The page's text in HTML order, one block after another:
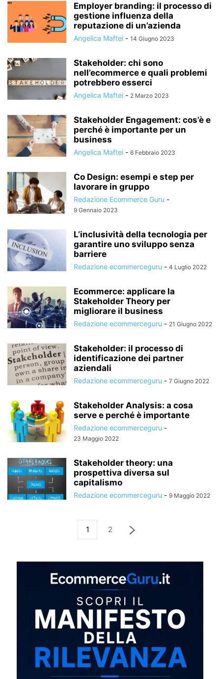
Employer branding: il processo di
gestione influenza della
reputazione di un’azienda
Angelica Maftei - 14 Giugno 2023
Stakeholder: chi sono
nell’ecommerce e quali problemi
potrebbero esserci
Angelica Maftei - 2 Marzo 2023
Stakeholder Engagement: cos’è e
perché è importante per un
business
Angelica Maftei - 6 Febbraio 2023
Co Design: esempi e step per
lavorare in gruppo
Redazione Ecommerce Guru -
9 Gennaio 2023
L’inclusività della tecnologia per
garantire uno sviluppo senza
barriere
Redazione ecommerceguru - 4 Luglio 2022
Ecommerce: applicare la
Stakeholder Theory per
migliorare il business
Redazione ecommerceguru - 21 Giugno 2022
Stakeholder: il processo di
identificazione dei partner
aziendali
Redazione ecommerceguru - 7 Giugno 2022
Stakeholder Analysis: a cosa
serve e perché è importante
Redazione ecommerceguru -
23 Maggio 2022
Stakeholder theory: una
prospettiva diversa sul
capitalismo
Redazione ecommerceguru - 9 Maggio 2022
1 2